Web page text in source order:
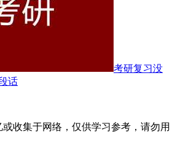
考研复习没
话
收集于网络，仅供学习参考，请勿用